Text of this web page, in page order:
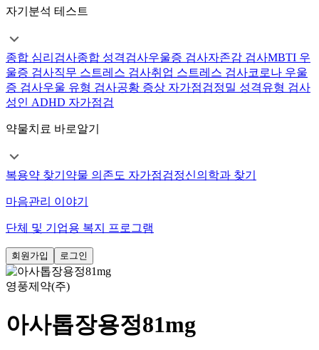
자기분석 테스트
종합 심리검사종합 성격검사우울증 검사자존감 검사MBTI 우
울증 검사직무 스트레스 검사취업 스트레스 검사코로나 우울
증 검사우울 유형 검사공황 증상 자가점검정밀 성격유형 검사
성인 ADHD 자가점검
약물치료 바로알기
복용약 찾기 약물 의존도 자가점검정신의학과 찾기
마음관리 이야기
단체 및 기업용 복지 프로그램
회원가입 로그인
영풍제약(주)
아사톱장용정81mg